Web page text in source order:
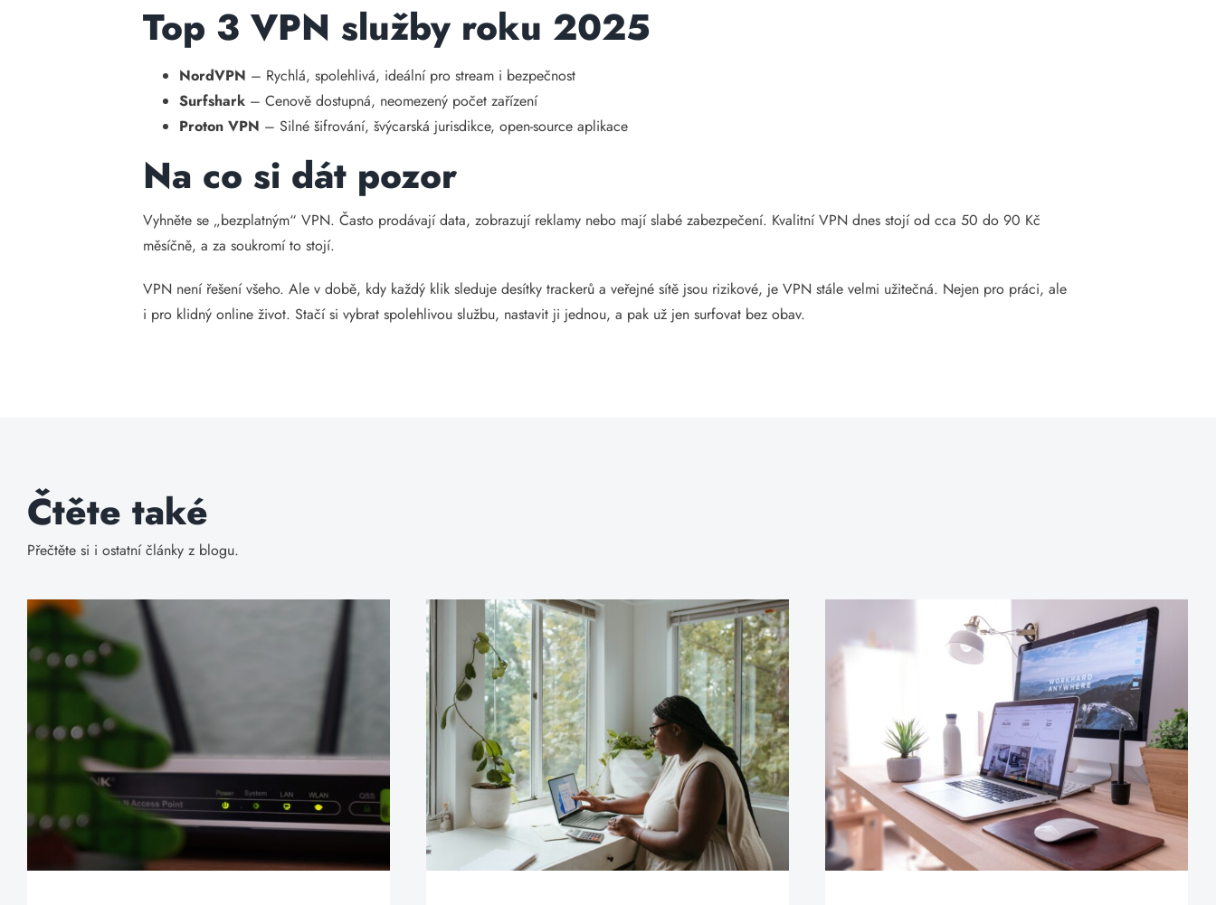
Top 3 VPN služby roku 2025
NordVPN – Rychlá, spolehlivá, ideální pro stream i bezpečnost
Surfshark – Cenově dostupná, neomezený počet zařízení
Proton VPN – Silné šifrování, švýcarská jurisdikce, open-source aplikace
Na co si dát pozor
Vyhněte se „bezplatným“ VPN. Často prodávají data, zobrazují reklamy nebo mají slabé zabezpečení. Kvalitní VPN dnes stojí od cca 50 do 90 Kč
měsíčně, a za soukromí to stojí.
VPN není řešení všeho. Ale v době, kdy každý klik sleduje desítky trackerů a veřejné sítě jsou rizikové, je VPN stále velmi užitečná. Nejen pro práci, ale
i pro klidný online život. Stačí si vybrat spolehlivou službu, nastavit ji jednou, a pak už jen surfovat bez obav.
Čtěte také
Přečtěte si i ostatní články z blogu.